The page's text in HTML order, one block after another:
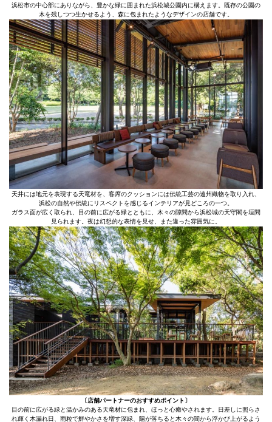
浜松市の中心部にありながら、豊かな緑に囲まれた浜松城公園内に構えます。既存の公園の
木を残しつつ生かせるよう、森に包まれたようなデザインの店舗です。
天井には地元を表現する天竜材を、客席のクッションには伝統工芸の遠州織物を取り入れ、
浜松の自然や伝統にリスペクトを感じるインテリアが見どころの一つ。
ガラス面が広く取られ、目の前に広がる緑とともに、木々の隙間から浜松城の天守閣を垣間
見られます。夜は幻想的な表情を見せ、また違った雰囲気に。
〔店舗パートナーのおすすめポイント〕
目の前に広がる緑と温かみのある天竜材に包まれ、ほっと心癒やされます。日差しに照らさ
れ輝く木漏れ日、雨粒で鮮やかさを増す深緑、陽が落ちると木々の間から浮かび上がるよう